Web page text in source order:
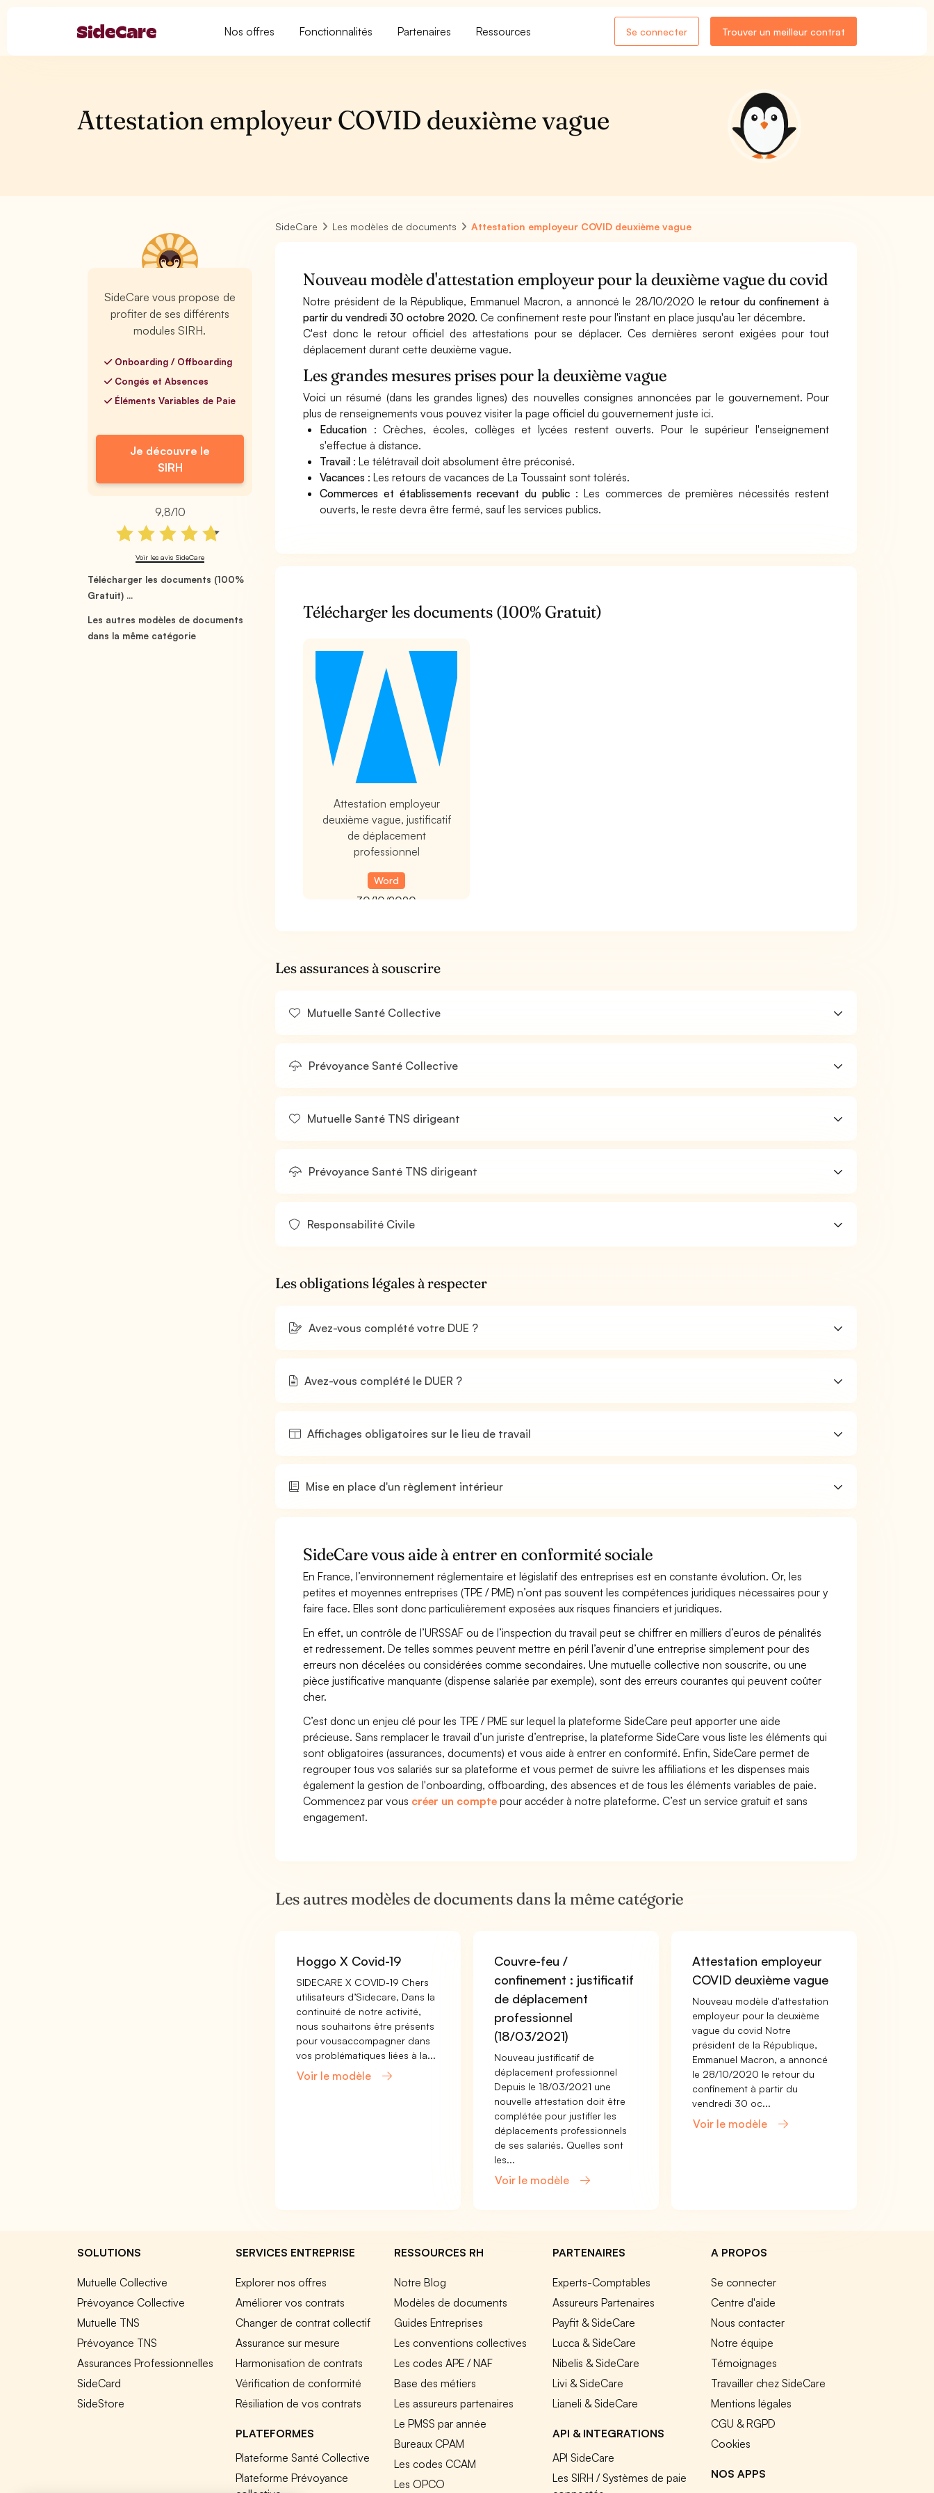
Nos offres Fonctionnalités Partenaires Ressources Se connecter Trouver un meilleur contrat
Attestation employeur COVID deuxième vague
SideCare vous propose de
profiter de ses différents
modules SIRH.
Onboarding / Offboarding
Congés et Absences
Éléments Variables de Paie
Je découvre le
SIRH
9,8/10
Voir les avis SideCare
Télécharger les documents (100%
Gratuit) ...
Les autres modèles de documents
dans la même catégorie
SideCare Les modèles de documents Attestation employeur COVID deuxième vague
Nouveau modèle d'attestation employeur pour la deuxième vague du covid
Notre président de la République, Emmanuel Macron, a annoncé le 28/10/2020 leretour du confinement à
partir du vendredi 30 octobre 2020. Ce confinement reste pour l'instant en place jusqu'au 1er décembre.
C'est donc le retour officiel des attestations pour se déplacer. Ces dernières seront exigées pour tout
déplacement durant cette deuxième vague.
Les grandes mesures prises pour la deuxième vague
Voici un résumé (dans les grandes lignes) des nouvelles consignes annoncées par le gouvernement. Pour
plus de renseignements vous pouvez visiter la page officiel du gouvernement justeici.
Education : Crèches, écoles, collèges et lycées restent ouverts. Pour le supérieur l'enseignement
s'effectue à distance.
Travail : Le télétravail doit absolument être préconisé.
Vacances : Les retours de vacances de La Toussaint sont tolérés.
Commerces et établissements recevant du public : Les commerces de premières nécessités restent
ouverts, le reste devra être fermé, sauf les services publics.
Télécharger les documents (100% Gratuit)
Attestation employeur
deuxième vague, justificatif
de déplacement
professionnel
Word
30/10/2020
Les assurances à souscrire
Mutuelle Santé Collective
Prévoyance Santé Collective
Mutuelle Santé TNS dirigeant
Prévoyance Santé TNS dirigeant
Responsabilité Civile
Les obligations légales à respecter
Avez-vous complété votre DUE ?
Avez-vous complété le DUER ?
Affichages obligatoires sur le lieu de travail
Mise en place d'un règlement intérieur
SideCare vous aide à entrer en conformité sociale
En France, l’environnement réglementaire et législatif des entreprises est en constante évolution. Or, les
petites et moyennes entreprises (TPE / PME) n’ont pas souvent les compétences juridiques nécessaires pour y
faire face. Elles sont donc particulièrement exposées aux risques financiers et juridiques.
En effet, un contrôle de l’URSSAF ou de l’inspection du travail peut se chiffrer en milliers d’euros de pénalités
et redressement. De telles sommes peuvent mettre en péril l’avenir d’une entreprise simplement pour des
erreurs non décelées ou considérées comme secondaires. Une mutuelle collective non souscrite, ou une
pièce justificative manquante (dispense salariée par exemple), sont des erreurs courantes qui peuvent coûter
cher.
C’est donc un enjeu clé pour les TPE / PME sur lequel la plateforme SideCare peut apporter une aide
précieuse. Sans remplacer le travail d’un juriste d’entreprise, la plateforme SideCare vous liste les éléments qui
sont obligatoires (assurances, documents) et vous aide à entrer en conformité. Enfin, SideCare permet de
regrouper tous vos salariés sur sa plateforme et vous permet de suivre les affiliations et les dispenses mais
également la gestion de l'onboarding, offboarding, des absences et de tous les éléments variables de paie.
Commencez par vous créer un compte pour accéder à notre plateforme. C’est un service gratuit et sans
engagement.
Les autres modèles de documents dans la même catégorie
Hoggo X Covid-19
SIDECARE X COVID-19 Chers
utilisateurs d’Sidecare, Dans la
continuité de notre activité,
nous souhaitons être présents
pour vousaccompagner dans
vos problématiques liées à la...
Voir le modèle
Couvre-feu /
confinement : justificatif
de déplacement
professionnel
(18/03/2021)
Nouveau justificatif de
déplacement professionnel
Depuis le 18/03/2021 une
nouvelle attestation doit être
complétée pour justifier les
déplacements professionnels
de ses salariés. Quelles sont
les...
Voir le modèle
Attestation employeur
COVID deuxième vague
Nouveau modèle d'attestation
employeur pour la deuxième
vague du covid Notre
président de la République,
Emmanuel Macron, a annoncé
le 28/10/2020 le retour du
confinement à partir du
vendredi 30 oc...
Voir le modèle
SOLUTIONS
Mutuelle Collective
Prévoyance Collective
Mutuelle TNS
Prévoyance TNS
Assurances Professionnelles
SideCard
SideStore
SERVICES ENTREPRISE
Explorer nos offres
Améliorer vos contrats
Changer de contrat collectif
Assurance sur mesure
Harmonisation de contrats
Vérification de conformité
Résiliation de vos contrats
PLATEFORMES
Plateforme Santé Collective
Plateforme Prévoyance
RESSOURCES RH
Notre Blog
Modèles de documents
Guides Entreprises
Les conventions collectives
Les codes APE / NAF
Base des métiers
Les assureurs partenaires
Le PMSS par année
Bureaux CPAM
Les codes CCAM
Les OPCO
PARTENAIRES
Experts-Comptables
Assureurs Partenaires
Payfit & SideCare
Lucca & SideCare
Nibelis & SideCare
Livi & SideCare
Lianeli & SideCare
API & INTEGRATIONS
API SideCare
Les SIRH / Systèmes de paie
A PROPOS
Se connecter
Centre d'aide
Nous contacter
Notre équipe
Témoignages
Travailler chez SideCare
Mentions légales
CGU & RGPD
Cookies
NOS APPS